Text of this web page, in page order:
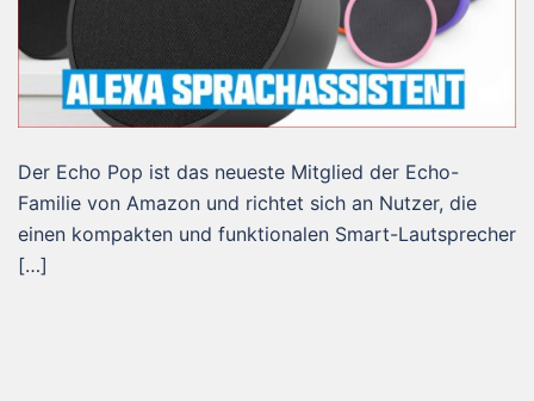
Der Echo Pop ist das neueste Mitglied der Echo-
Familie von Amazon und richtet sich an Nutzer, die
einen kompakten und funktionalen Smart-Lautsprecher
[…]